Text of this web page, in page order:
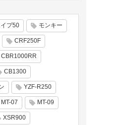
プ50 モンキー
CRF250F
CBR1000RR
CB1300
YZF-R250
MT-07 MT-09
XSR900